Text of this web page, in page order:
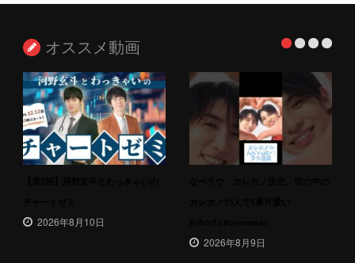
オススメ動画
2026年8月10日
2026年8月9日